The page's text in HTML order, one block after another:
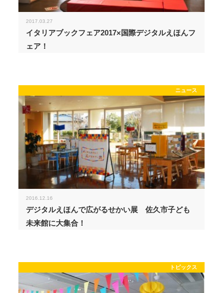
2017.03.27
イタリアブックフェア2017×国際デジタルえほんフ
ェア！
ニュース
2016.12.16
デジタルえほんで広がるせかい展 佐久市子ども
未来館に大集合！
トピックス